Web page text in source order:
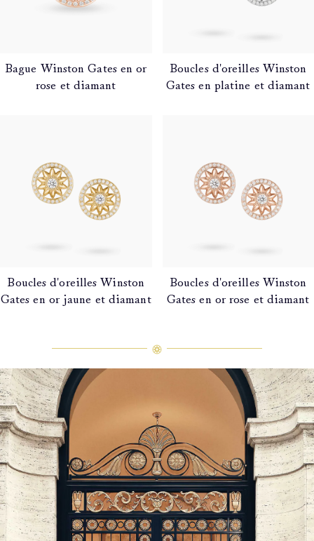
Bague Winston Gates en or
rose et diamant
Boucles d'oreilles Winston
Gates en platine et diamant
Boucles d'oreilles Winston
Gates en or jaune et diamant
Boucles d'oreilles Winston
Gates en or rose et diamant